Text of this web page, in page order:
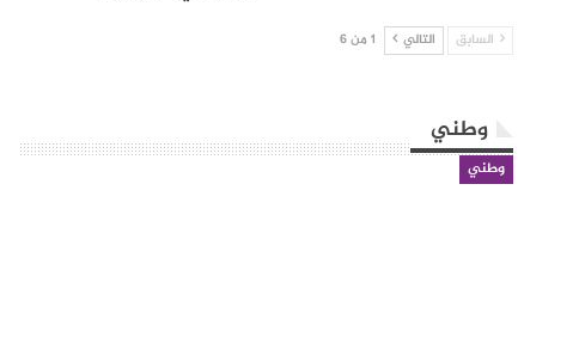
السابق التالي 1 من 6
وطني
وطني